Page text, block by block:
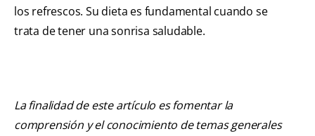
los refrescos. Su dieta es fundamental cuando se
trata de tener una sonrisa saludable.
La finalidad de este artículo es fomentar la
comprensión y el conocimiento de temas generales